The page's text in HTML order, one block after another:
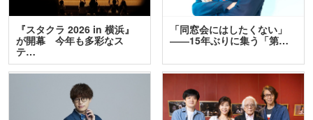
『スタクラ 2026 in 横浜』
が開幕 今年も多彩なス
テ…
「同窓会にはしたくない」
――15年ぶりに集う「第…